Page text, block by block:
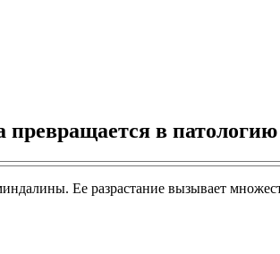
превращается в патологию
Ее разрастание вызывает